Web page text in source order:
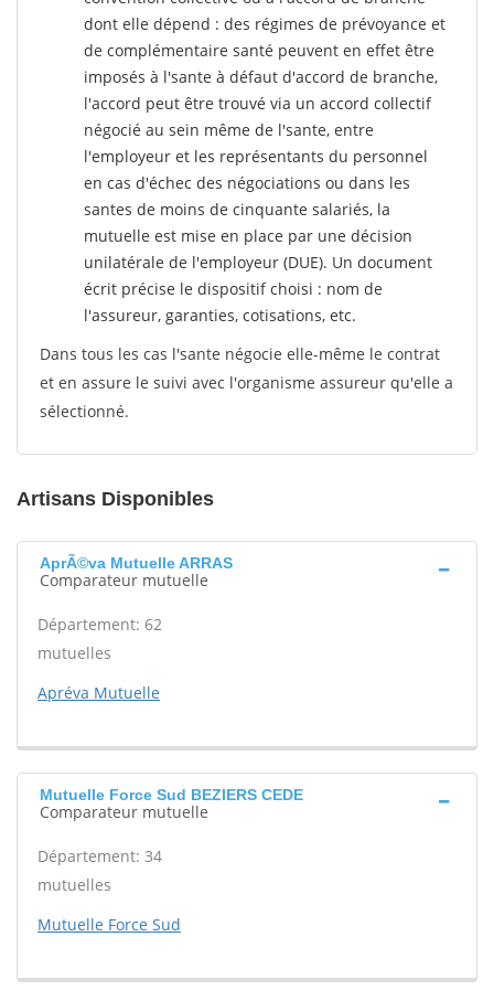
dont elle dépend : des régimes de prévoyance et
de complémentaire santé peuvent en effet être
imposés à l'sante à défaut d'accord de branche,
l'accord peut être trouvé via un accord collectif
négocié au sein même de l'sante, entre
l'employeur et les représentants du personnel
en cas d'échec des négociations ou dans les
santes de moins de cinquante salariés, la
mutuelle est mise en place par une décision
unilatérale de l'employeur (DUE). Un document
écrit précise le dispositif choisi : nom de
l'assureur, garanties, cotisations, etc.
Dans tous les cas l'sante négocie elle-même le contrat
et en assure le suivi avec l'organisme assureur qu'elle a
sélectionné.
Artisans Disponibles
AprÃ©va Mutuelle ARRAS
Comparateur mutuelle
Département: 62
mutuelles
Apréva Mutuelle
Mutuelle Force Sud BEZIERS CEDE
Comparateur mutuelle
Département: 34
mutuelles
Mutuelle Force Sud